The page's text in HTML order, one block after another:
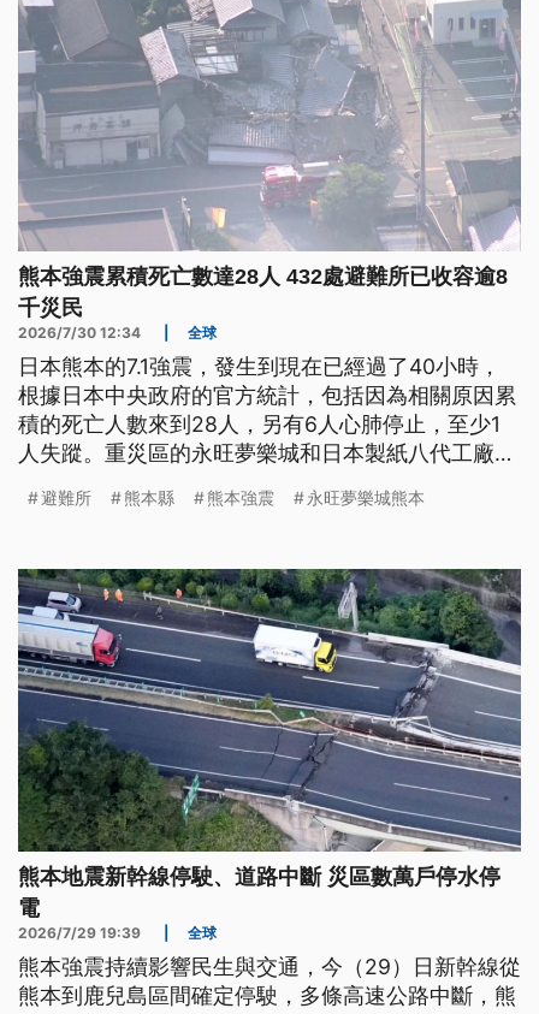
熊本強震累積死亡數達28人 432處避難所已收容逾8
千災民
2026/7/30 12:34 全球
日本熊本的7.1強震，發生到現在已經過了40小時，
根據日本中央政府的官方統計，包括因為相關原因累
積的死亡人數來到28人，另有6人心肺停止，至少1
人失蹤。重災區的永旺夢樂城和日本製紙八代工廠，
度達到最高7級的宇城市和冰川町也傳出有民眾死
攀升。
避難所 熊本縣 熊本強震 永旺夢樂城熊本
熊本地震新幹線停駛、道路中斷 災區數萬戶停水停
電
2026/7/29 19:39 全球
熊本強震持續影響民生與交通，今（29）日新幹線從
熊本到鹿兒島區間確定停駛，多條高速公路中斷，熊